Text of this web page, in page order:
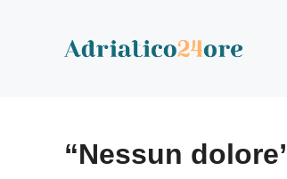
“Nessun